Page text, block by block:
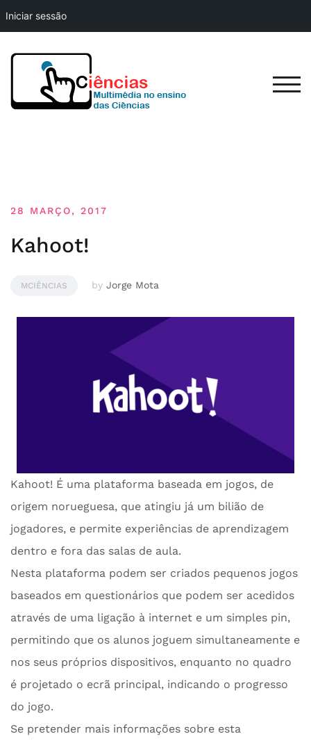
Iniciar sessão
to
content
28 MARÇO, 2017
Kahoot!
MCIÊNCIAS by Jorge Mota
Kahoot! É uma plataforma baseada em jogos, de
origem norueguesa, que atingiu já um bilião de
jogadores, e permite experiências de aprendizagem
dentro e fora das salas de aula.
Nesta plataforma podem ser criados pequenos jogos
baseados em questionários que podem ser acedidos
através de uma ligação à internet e um simples pin,
permitindo que os alunos joguem simultaneamente e
nos seus próprios dispositivos, enquanto no quadro
é projetado o ecrã principal, indicando o progresso
do jogo.
Se pretender mais informações sobre esta